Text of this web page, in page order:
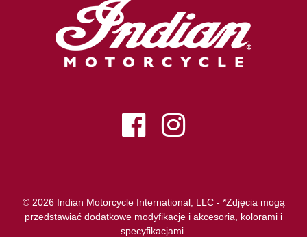
© 2026 Indian Motorcycle International, LLC - *Zdjęcia mogą
przedstawiać dodatkowe modyfikacje i akcesoria, kolorami i
specyfikacjami.